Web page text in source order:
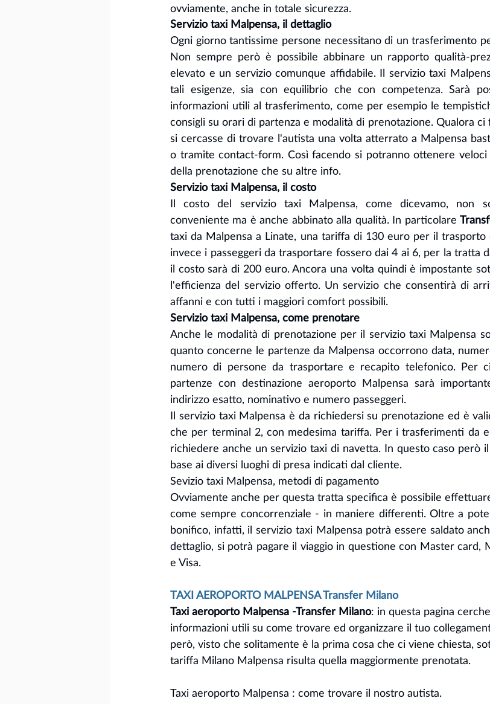
ovviamente, anche in totale sicurezza.
Servizio taxi Malpensa, il dettaglio
Ogni giorno tantissime persone necessitano di un trasferimento
Non sempre però è possibile abbinare un rapporto qualità-
elevato e un servizio comunque affidabile. Il servizio taxi
tali esigenze, sia con equilibrio che con competenza. Sarà
informazioni utili al trasferimento, come per esempio le
consigli su orari di partenza e modalità di prenotazione. Qualora ci
si cercasse di trovare l'autista una volta atterrato a Malpensa
o tramite contact-form. Così facendo si potranno ottenere veloci
della prenotazione che su altre info.
Servizio taxi Malpensa, il costo
Il costo del servizio taxi Malpensa, come dicevamo, non
conveniente ma è anche abbinato alla qualità. In particolare
taxi da Malpensa a Linate, una tariffa di 130 euro per il trasporto
invece i passeggeri da trasportare fossero dai 4 ai 6, per la tratta
il costo sarà di 200 euro. Ancora una volta quindi è impostante
l'efficienza del servizio offerto. Un servizio che consentirà di
affanni e con tutti i maggiori comfort possibili.
Servizio taxi Malpensa, come prenotare
Anche le modalità di prenotazione per il servizio taxi Malpensa
quanto concerne le partenze da Malpensa occorrono data,
numero di persone da trasportare e recapito telefonico. Per
partenze con destinazione aeroporto Malpensa sarà
indirizzo esatto, nominativo e numero passeggeri.
Il servizio taxi Malpensa è da richiedersi su prenotazione ed è
che per terminal 2, con medesima tariffa. Per i trasferimenti da
richiedere anche un servizio taxi di navetta. In questo caso però
base ai diversi luoghi di presa indicati dal cliente.
Sevizio taxi Malpensa, metodi di pagamento
Ovviamente anche per questa tratta specifica è possibile
come sempre concorrenziale - in maniere differenti. Oltre a
bonifico, infatti, il servizio taxi Malpensa potrà essere saldato
dettaglio, si potrà pagare il viaggio in questione con Master card,
e Visa.
TAXI AEROPORTO MALPENSA Transfer Milano
Taxi aeroporto Malpensa -Transfer Milano: in questa pagina
informazioni utili su come trovare ed organizzare il tuo
però, visto che solitamente è la prima cosa che ci viene chiesta,
tariffa Milano Malpensa risulta quella maggiormente prenotata.
Taxi aeroporto Malpensa : come trovare il nostro autista.